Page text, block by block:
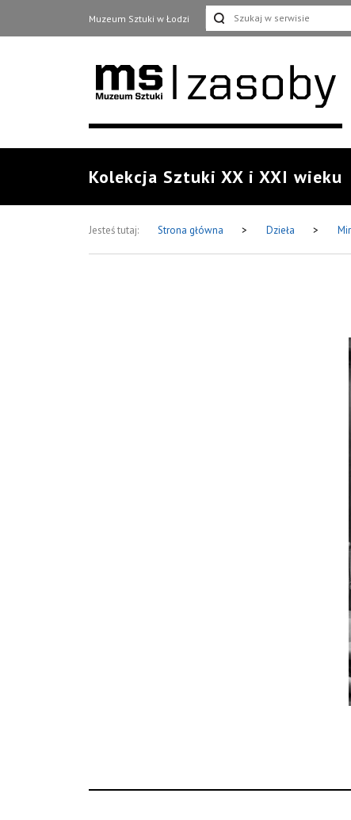
Muzeum Sztuki w Łodzi
Kolekcja Sztuki XX i XXI wieku
Jesteś tutaj: Strona główna > Dzieła >